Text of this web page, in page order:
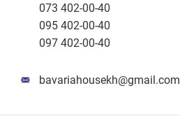
073 402-00-40
095 402-00-40
097 402-00-40
bavariahousekh@gmail.com